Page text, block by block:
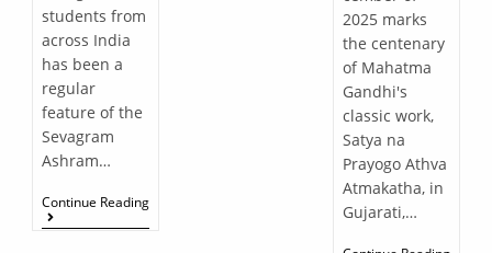
students from
across India
has been a
regular
feature of the
Sevagram
Ashram…
Continue Reading
2025 marks
the centenary
of Mahatma
Gandhi's
classic work,
Satya na
Prayogo Athva
Atmakatha, in
Gujarati,…